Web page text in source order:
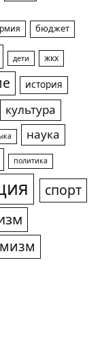
бюджет
дети жкх
история
культура
наука
политика
спорт